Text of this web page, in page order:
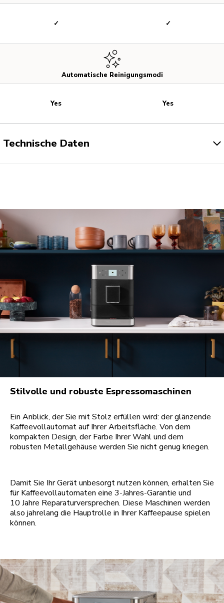
Automatische Reinigungsmodi
✓
Yes
✓
Yes
Technische Daten
Stilvolle und robuste Espressomaschinen
Ein Anblick, der Sie mit Stolz erfüllen wird: der glänzende
Kaffeevollautomat auf Ihrer Arbeitsfläche. Von dem
kompakten Design, der Farbe Ihrer Wahl und dem
robusten Metallgehäuse werden Sie nicht genug kriegen.
Damit Sie Ihr Gerät unbesorgt nutzen können, erhalten Sie
für Kaffeevollautomaten eine 3-Jahres-Garantie und
10 Jahre Reparaturversprechen. Diese Maschinen werden
also jahrelang die Hauptrolle in Ihrer Kaffeepause spielen
können.